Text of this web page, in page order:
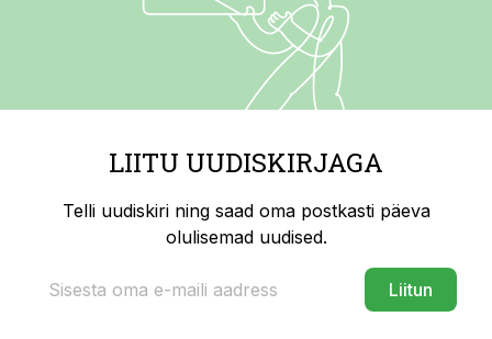
LIITU UUDISKIRJAGA
Telli uudiskiri ning saad oma postkasti päeva
olulisemad uudised.
Liitun